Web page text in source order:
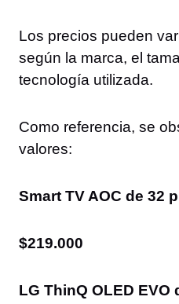
Los precios pueden
según la marca, el
tecnología utilizada.
Como referencia, se
valores:
Smart TV AOC de 32
$219.000
LG ThinQ OLED EVO